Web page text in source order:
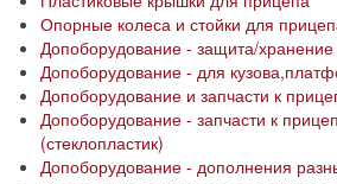
Опорные колеса и стойки для
Допоборудование - защита/хранение
Допоборудование - для
Допоборудование и запчасти к
Допоборудование - запчасти к
(стеклопластик)
Допоборудование - дополнения